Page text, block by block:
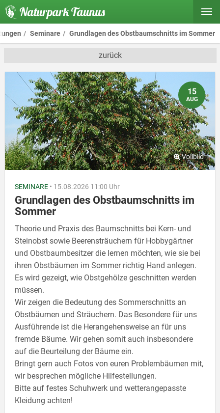
Naturpark Taunus
Seminare Grundlagen des Obstbaumschnitts im Sommer
zurück
15
AUG
SEMINARE • 15.08.2026 11:00 Uhr
Grundlagen des Obstbaumschnitts im
Sommer
Theorie und Praxis des Baumschnitts bei Kern- und
Steinobst sowie Beerensträuchern für Hobbygärtner
und Obstbaumbesitzer die lernen möchten, wie sie bei
ihren Obstbäumen im Sommer richtig Hand anlegen.
Es wird gezeigt, wie Obstgehölze geschnitten werden
müssen.
Wir zeigen die Bedeutung des Sommerschnitts an
Obstbäumen und Sträuchern. Das Besondere für uns
Ausführende ist die Herangehensweise an für uns
fremde Bäume. Wir gehen somit auch insbesondere
auf die Beurteilung der Bäume ein.
Bringt gern auch Fotos von euren Problembäumen mit,
wir besprechen mögliche Hilfestellungen.
Bitte auf festes Schuhwerk und wetterangepasste
Kleidung achten!